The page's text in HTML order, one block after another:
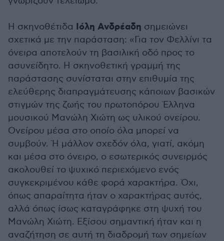
Η σκηνοθέτιδα Ιόλη Ανδρέαδη σημειώνει
σχετικά με την παράσταση: «Για τον Φελλίνι τα
όνειρα αποτελούν τη βασιλική οδό προς το
ασυνείδητο. Η σκηνοθετική γραμμή της
παράστασης συνίσταται στην επιθυμία της
ελεύθερης διαπραγμάτευσης κάποιων βασικών
στιγμών της ζωής του πρωτοπόρου Έλληνα
μουσικού Μανώλη Χιώτη ως υλικού ονείρου.
Ονείρου μέσα στο οποίο όλα μπορεί να
συμβούν. Ή μάλλον σχεδόν όλα, γιατί, ακόμη
και μέσα στο όνειρο, ο εσωτερικός συνειρμός
ακολουθεί το ψυχικό περιεχόμενο ενός
συγκεκριμένου κάθε φορά χαρακτήρα. Όχι,
όπως απαραίτητα ήταν ο χαρακτήρας αυτός,
αλλά όπως ίσως καταγράφηκε στη ψυχή του
Μανώλη Χιώτη. Εξίσου σημαντική ήταν και η
αναζήτηση σε αυτή τη διαδρομή των σημείων